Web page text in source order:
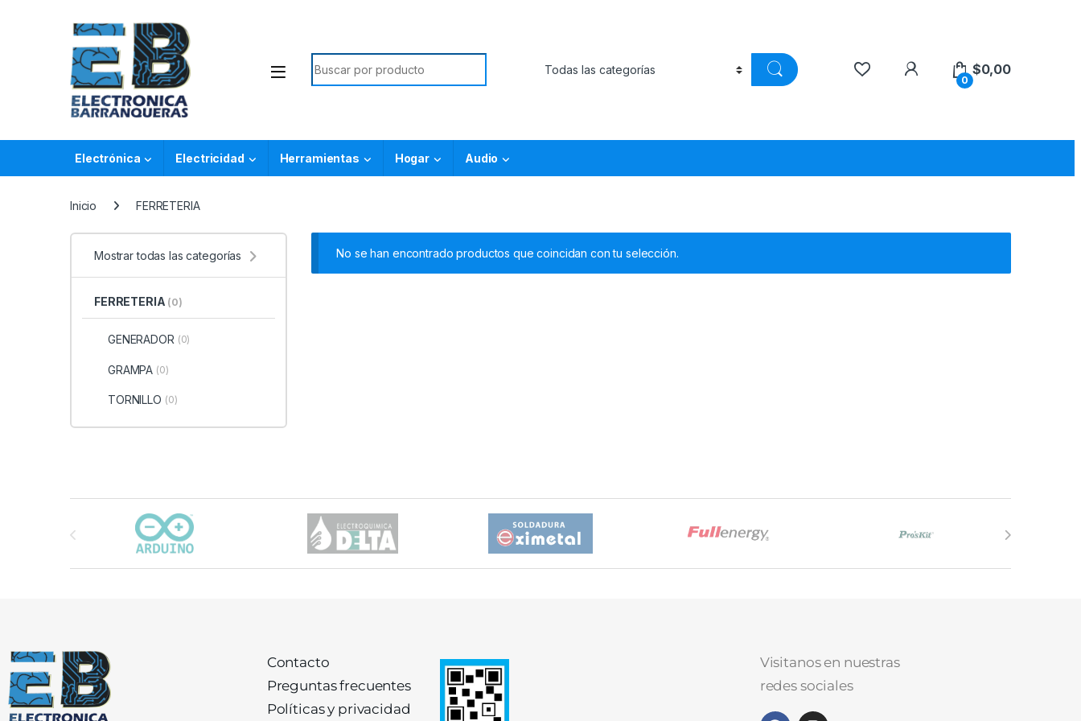
0
$0,00
Electrónica Electricidad Herramientas Hogar Audio
Inicio FERRETERIA
No se han encontrado productos que coincidan con tu selección.
Mostrar todas las categorías
FERRETERIA (0)
GENERADOR (0)
GRAMPA (0)
TORNILLO (0)
Carrusel de marcas
Contacto
Preguntas frecuentes
Políticas y privacidad
Visitanos en nuestras
redes sociales